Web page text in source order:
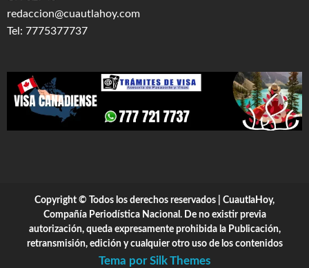
redaccion@cuautlahoy.com
Tel: 7775377737
Copyright © Todos los derechos reservados | CuautlaHoy,
Compañía Periodística Nacional. De no existir previa
autorización, queda expresamente prohibida la Publicación,
retransmisión, edición y cualquier otro uso de los contenidos
Tema por Silk Themes